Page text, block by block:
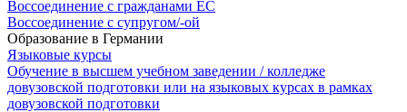
Воссоединение с гражданами ЕС
Воссоединение с супругом/-ой
Образование в Германии
Языковые курсы
Обучение в высшем учебном заведении / колледже
довузовской подготовки или на языковых курсах в рамках
довузовской подготовки